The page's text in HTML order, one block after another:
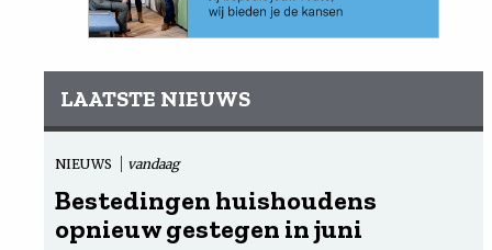
LAATSTE NIEUWS
NIEUWS vandaag
Bestedingen huishoudens
opnieuw gestegen in juni